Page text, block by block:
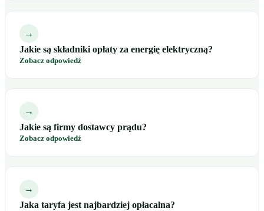
→
Jakie są składniki opłaty za energię elektryczną?
Zobacz odpowiedź
→
Jakie są firmy dostawcy prądu?
Zobacz odpowiedź
→
Jaka taryfa jest najbardziej opłacalna?